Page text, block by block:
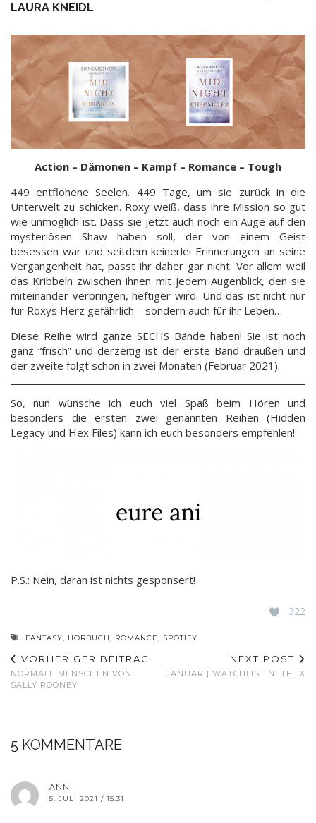
LAURA KNEIDL
Action – Dämonen – Kampf – Romance – Tough
449 entflohene Seelen. 449 Tage, um sie zurück in die
Unterwelt zu schicken. Roxy weiß, dass ihre Mission so gut
wie unmöglich ist. Dass sie jetzt auch noch ein Auge auf den
mysteriösen Shaw haben soll, der von einem Geist
besessen war und seitdem keinerlei Erinnerungen an seine
Vergangenheit hat, passt ihr daher gar nicht. Vor allem weil
das Kribbeln zwischen ihnen mit jedem Augenblick, den sie
miteinander verbringen, heftiger wird. Und das ist nicht nur
für Roxys Herz gefährlich – sondern auch für ihr Leben…
Diese Reihe wird ganze SECHS Bände haben! Sie ist noch
ganz “frisch” und derzeitig ist der erste Band draußen und
der zweite folgt schon in zwei Monaten (Februar 2021).
So, nun wünsche ich euch viel Spaß beim Hören und
besonders die ersten zwei genannten Reihen (Hidden
Legacy und Hex Files) kann ich euch besonders empfehlen!
P.S.: Nein, daran ist nichts gesponsert!
322
FANTASY, HÖRBUCH, ROMANCE, SPOTIFY
VORHERIGER BEITRAG
NORMALE MENSCHEN VON
SALLY ROONEY
NEXT POST
JANUAR | WATCHLIST NETFLIX
5 KOMMENTARE
ANN
5. JULI 2021 / 15:31